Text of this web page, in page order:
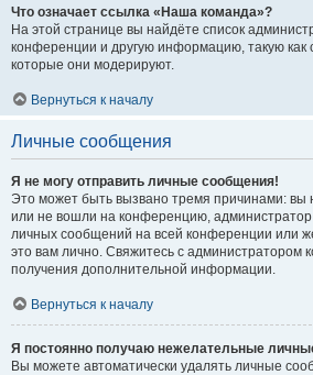
Что означает ссылка «Наша команда»?
На этой странице вы найдёте список
конференции и другую информацию, такую как
которые они модерируют.
Вернуться к началу
Личные сообщения
Я не могу отправить личные сообщения!
Это может быть вызвано тремя причинами: вы
или не вошли на конференцию, администратор
личных сообщений на всей конференции или
это вам лично. Свяжитесь с администратором
получения дополнительной информации.
Вернуться к началу
Я постоянно получаю нежелательные
Вы можете автоматически удалять личные